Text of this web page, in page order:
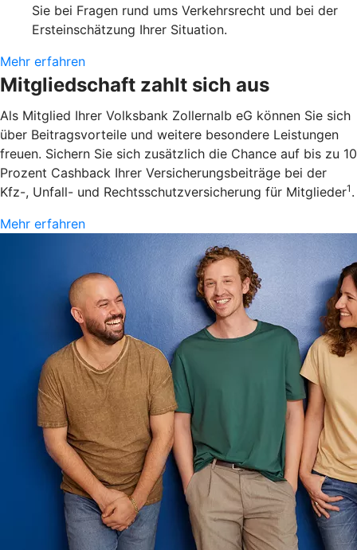
Sie bei Fragen rund ums Verkehrsrecht und bei der
Ersteinschätzung Ihrer Situation.
Mehr erfahren
Mitgliedschaft zahlt sich aus
Als Mitglied Ihrer Volksbank Zollernalb eG können Sie sich
über Beitragsvorteile und weitere besondere Leistungen
freuen. Sichern Sie sich zusätzlich die Chance auf bis zu 10
Prozent Cashback Ihrer Versicherungsbeiträge bei der
Kfz-, Unfall- und Rechtsschutzversicherung für Mitglieder1 .
Mehr erfahren